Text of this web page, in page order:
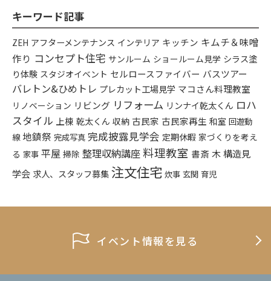
キーワード記事
ZEH アフターメンテナンス インテリア キッチン キムチ＆味噌
作り コンセプト住宅 サンルーム ショールーム見学 シラス塗
り体験 スタジオイベント セルロースファイバー バスツアー
バレトン&ひめトレ プレカット工場見学 マコさん料理教室
リノベーション リビング リフォーム リンナイ乾太くん ロハ
スタイル 上棟 乾太くん 収納 古民家 古民家再生 和室 回遊動
線 地鎮祭 完成写真 完成披露見学会 定期休暇 家づくりを考え
る 家事 平屋 掃除 整理収納講座料理教室 書斎 木構造見
学会 求人、スタッフ募集注文住宅 炊事 玄関 育児
イベント情報を見る